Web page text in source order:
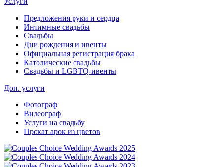
Предложения руки и сердца
Интимные свадьбы
Свадьбы
Дни рождения и ивенты
Официальная регистрация брака
Католические свадьбы
Свадьбы и LGBTQ-ивенты
Доп. услуги
Фотограф
Видеограф
Услуги на свадьбу
Прокат арок из цветов